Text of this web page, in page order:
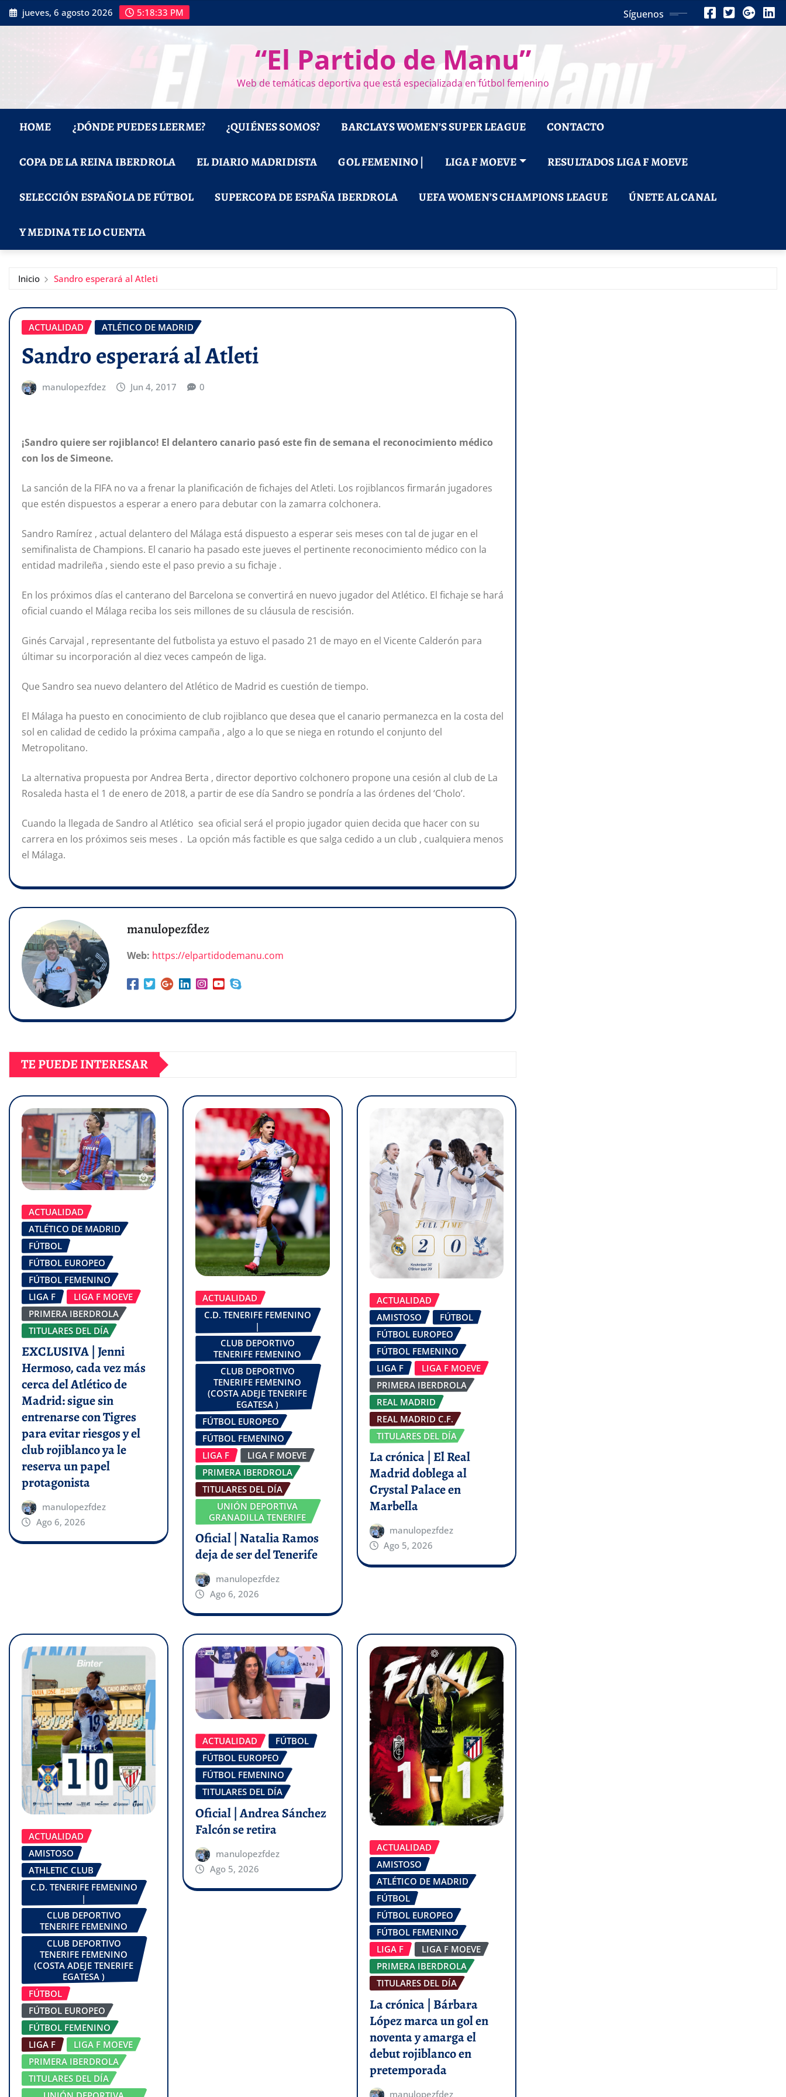
Saltar
al
jueves, 6 agosto 2026 5:18:34 PM Síguenos
“El Partido de Manu”
Web de temáticas deportiva que está especializada en fútbol femenino
HOME ¿DÓNDE PUEDES LEERME? ¿QUIÉNES SOMOS? BARCLAYS WOMEN’S SUPER LEAGUE CONTACTO
COPA DE LA REINA IBERDROLA EL DIARIO MADRIDISTA GOL FEMENINO | LIGA F MOEVE RESULTADOS LIGA F MOEVE
SELECCIÓN ESPAÑOLA DE FÚTBOL SUPERCOPA DE ESPAÑA IBERDROLA UEFA WOMEN’S CHAMPIONS LEAGUE ÚNETE AL CANAL
Y MEDINA TE LO CUENTA
Inicio Sandro esperará al Atleti
ACTUALIDAD ATLÉTICO DE MADRID
Sandro esperará al Atleti
manulopezfdez Jun 4, 2017 0
¡Sandro quiere ser rojiblanco! El delantero canario pasó este fin de semana el reconocimiento médico
con los de Simeone.
La sanción de la FIFA no va a frenar la planificación de fichajes del Atleti. Los rojiblancos firmarán jugadores
que estén dispuestos a esperar a enero para debutar con la zamarra colchonera.
Sandro Ramírez , actual delantero del Málaga está dispuesto a esperar seis meses con tal de jugar en el
semifinalista de Champions. El canario ha pasado este jueves el pertinente reconocimiento médico con la
entidad madrileña , siendo este el paso previo a su fichaje .
En los próximos días el canterano del Barcelona se convertirá en nuevo jugador del Atlético. El fichaje se hará
oficial cuando el Málaga reciba los seis millones de su cláusula de rescisión.
Ginés Carvajal , representante del futbolista ya estuvo el pasado 21 de mayo en el Vicente Calderón para
últimar su incorporación al diez veces campeón de liga.
Que Sandro sea nuevo delantero del Atlético de Madrid es cuestión de tiempo.
El Málaga ha puesto en conocimiento de club rojiblanco que desea que el canario permanezca en la costa del
sol en calidad de cedido la próxima campaña , algo a lo que se niega en rotundo el conjunto del
Metropolitano.
La alternativa propuesta por Andrea Berta , director deportivo colchonero propone una cesión al club de La
Rosaleda hasta el 1 de enero de 2018, a partir de ese día Sandro se pondría a las órdenes del ‘Cholo’.
Cuando la llegada de Sandro al Atlético sea oficial será el propio jugador quien decida que hacer con su
carrera en los próximos seis meses . La opción más factible es que salga cedido a un club , cualquiera menos
el Málaga.
manulopezfdez
Web: https://elpartidodemanu.com
TE PUEDE INTERESAR
ACTUALIDAD
ATLÉTICO DE MADRID
FÚTBOL
FÚTBOL EUROPEO
FÚTBOL FEMENINO
LIGA F
LIGA F MOEVE
PRIMERA IBERDROLA
TITULARES DEL DÍA
EXCLUSIVA | Jenni
Hermoso, cada vez más
cerca del Atlético de
Madrid: sigue sin
entrenarse con Tigres
para evitar riesgos y el
club rojiblanco ya le
reserva un papel
protagonista
manulopezfdez
Ago 6, 2026
ACTUALIDAD
C.D. TENERIFE FEMENINO
|
CLUB DEPORTIVO
TENERIFE FEMENINO
CLUB DEPORTIVO
TENERIFE FEMENINO
(COSTA ADEJE TENERIFE
EGATESA )
FÚTBOL EUROPEO
FÚTBOL FEMENINO
LIGA F
LIGA F MOEVE
PRIMERA IBERDROLA
TITULARES DEL DÍA
UNIÓN DEPORTIVA
GRANADILLA TENERIFE
Oficial | Natalia Ramos
deja de ser del Tenerife
manulopezfdez
Ago 6, 2026
ACTUALIDAD
AMISTOSO
FÚTBOL
FÚTBOL EUROPEO
FÚTBOL FEMENINO
LIGA F
LIGA F MOEVE
PRIMERA IBERDROLA
REAL MADRID
REAL MADRID C.F.
TITULARES DEL DÍA
La crónica | El Real
Madrid doblega al
Crystal Palace en
Marbella
manulopezfdez
Ago 5, 2026
ACTUALIDAD
AMISTOSO
ATHLETIC CLUB
C.D. TENERIFE FEMENINO
|
CLUB DEPORTIVO
TENERIFE FEMENINO
CLUB DEPORTIVO
TENERIFE FEMENINO
(COSTA ADEJE TENERIFE
EGATESA )
FÚTBOL
FÚTBOL EUROPEO
FÚTBOL FEMENINO
LIGA F
LIGA F MOEVE
PRIMERA IBERDROLA
TITULARES DEL DÍA
ACTUALIDAD
FÚTBOL
FÚTBOL EUROPEO
FÚTBOL FEMENINO
TITULARES DEL DÍA
Oficial | Andrea Sánchez
Falcón se retira
manulopezfdez
Ago 5, 2026
ACTUALIDAD
AMISTOSO
ATLÉTICO DE MADRID
FÚTBOL
FÚTBOL EUROPEO
FÚTBOL FEMENINO
LIGA F
LIGA F MOEVE
PRIMERA IBERDROLA
TITULARES DEL DÍA
La crónica | Bárbara
López marca un gol en
noventa y amarga el
debut rojiblanco en
pretemporada
manulopezfdez